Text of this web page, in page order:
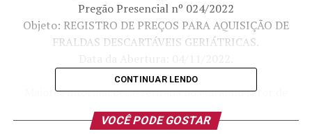
Pregão Presencial nº 024/2022
Objeto: REGISTRO DE PREÇOS PARA AQUISIÇÃO DE
FRALDAS DESCARTÁVEIS GERIÁTRICAS.
Horário: 09:00
Maiores informações e retirada do edital no setor de
Licitações da Prefeitura endereço: Rua João Inácio
Teixeira nº 70, Centro – Pareci Novo/RS ou pelo fone:
CONTINUAR LENDO
VOCÊ PODE GOSTAR